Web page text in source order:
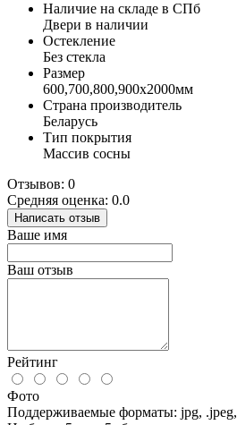
Наличие на складе в СПб
Двери в наличии
Остекление
Без стекла
Размер
600,700,800,900х2000мм
Страна производитель
Беларусь
Тип покрытия
Массив сосны
Отзывов: 0
Средняя оценка: 0.0
Написать отзыв
Ваше имя
Ваш отзыв
Рейтинг
Фото
Поддерживаемые форматы: jpg,